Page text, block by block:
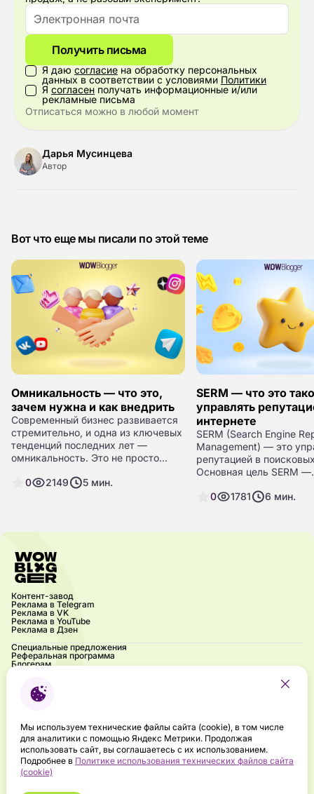
Получить письма
Я даю согласие на обработку персональных
данных в соответствии с условиями Политики
Я согласен получать информационные и/или
рекламные письма
Отписаться можно в любой момент
Дарья Мусинцева
Автор
Вот что еще мы писали по этой теме
Омникальность — что это,
зачем нужна и как внедрить
Современный бизнес развивается
стремительно, и одна из ключевых
тенденций последних лет —
омникальность. Это не просто
который помогает компаниям
0 2149 5 мин.
SERM — что это
управлять
интернете
SERM (Search Engine
Management) — это
репутацией в
Основная цель SERM —
позитивного имиджа
результатами поиска:
0 1781 6 мин.
Контент-завод
Реклама в Telegram
Реклама в VK
Реклама в YouTube
Реклама в Дзен
Специальные предложения
Реферальная программа
Блогерам
Частые вопросы
Контакты
Мероприятия
Подкаст «Ух ты! Это influence?»
Правовая информация
Направления деятельности в сфере ИТ
Политика конфиденциальности
Мы используем технические файлы сайта (cookie), в том числе
для аналитики с помощью Яндекс Метрики. Продолжая
использовать сайт, вы соглашаетесь с их использованием.
Подробнее в Политике использования технических файлов сайта
(cookie)